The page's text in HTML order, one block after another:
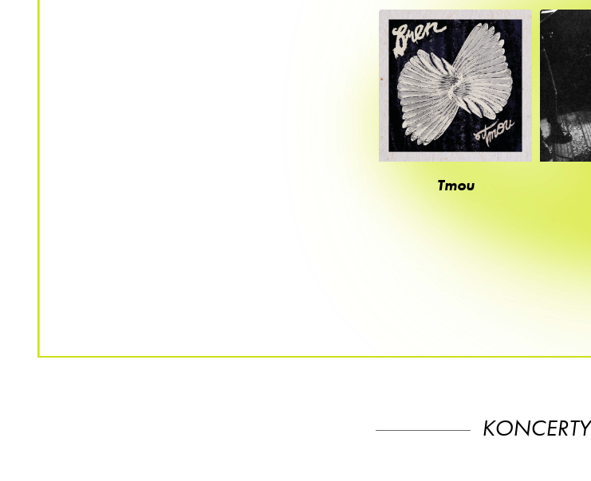
Tmou
KONCERTY